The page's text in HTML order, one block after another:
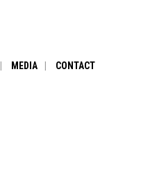
MEDIA CONTACT